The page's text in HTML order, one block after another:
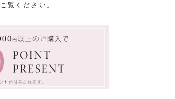
覧ください。